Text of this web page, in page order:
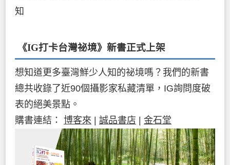
知
《IG打卡台灣祕境》新書正式上架
想知道更多臺灣鮮少人知的祕境嗎？我們的新書
總共收錄了近90個攝影家私藏清單，IG詢問度破
表的絕美景點。
購書連結： 博客來 誠品書店 金石堂